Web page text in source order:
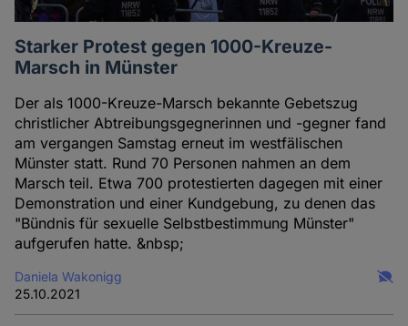
Starker Protest gegen 1000-Kreuze-
Marsch in Münster
Der als 1000-Kreuze-Marsch bekannte Gebetszug
christlicher Abtreibungsgegnerinnen und -gegner fand
am vergangen Samstag erneut im westfälischen
Münster statt. Rund 70 Personen nahmen an dem
Marsch teil. Etwa 700 protestierten dagegen mit einer
Demonstration und einer Kundgebung, zu denen das
"Bündnis für sexuelle Selbstbestimmung Münster"
aufgerufen hatte. &nbsp;
Daniela Wakonigg
25.10.2021